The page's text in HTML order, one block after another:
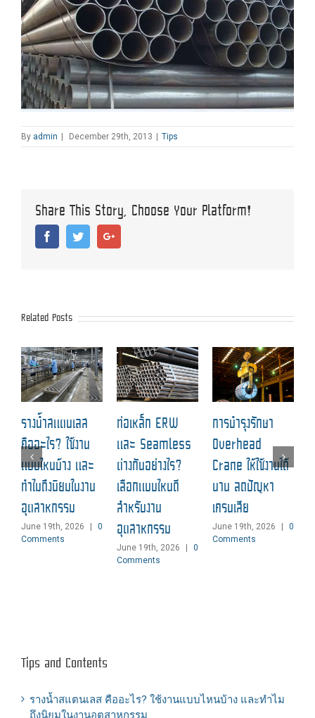
By admin December 29th, 2013 Tips
Share This Story, Choose Your Platform!
FacebookTwitterGoogle+
Related Posts
รางน้ำสแตนเลส
คืออะไร? ใช้งาน
แบบไหนบ้าง และ
ทำไมถึงนิยมในงาน
อุตสาหกรรม
June 19th, 2026 |
0
Comments
ท่อเหล็ก ERW
และ Seamless
ต่างกันอย่างไร?
เลือกแบบไหนดี
สำหรับงาน
อุตสาหกรรม
June 19th, 2026 |
0
Comments
การบำรุงรักษา
Overhead
Crane ให้ใช้งานได้
นาน ลดปัญหา
เครนเสีย
June 19th, 2026 |
0
Comments
Tips and Contents
รางน้ำสแตนเลส คืออะไร? ใช้งานแบบไหนบ้าง และทำไม
ถึงนิยมในงานอุตสาหกรรม